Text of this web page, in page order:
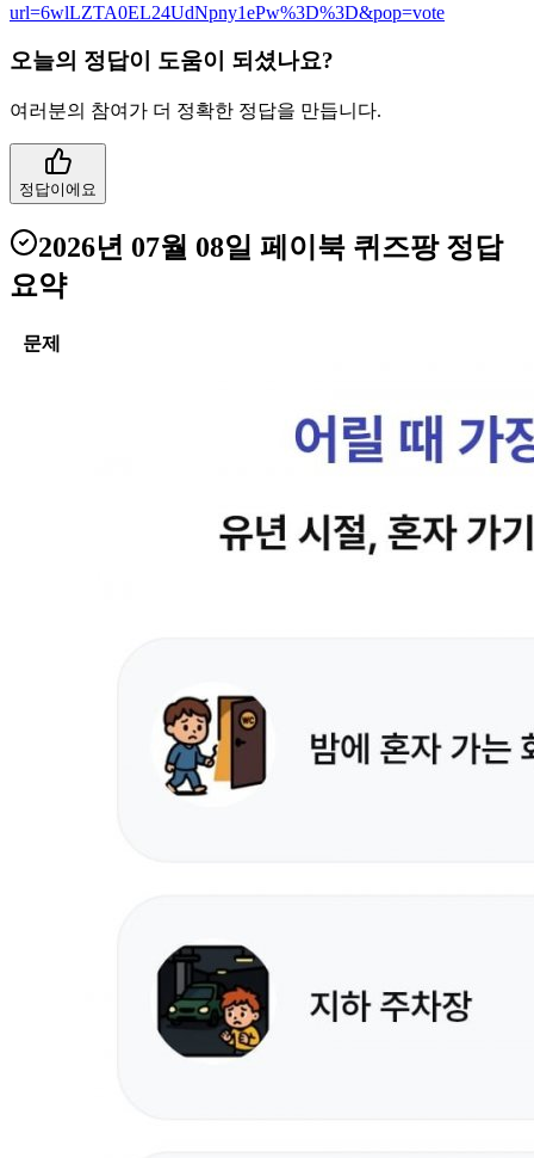
url=6wlLZTA0EL24UdNpny1ePw%3D%3D&pop=vote
오늘의 정답이 도움이 되셨나요?
여러분의 참여가 더 정확한 정답을 만듭니다.
정답이에요
2026년 07월 08일 페이북 퀴즈팡정답
요약
문제